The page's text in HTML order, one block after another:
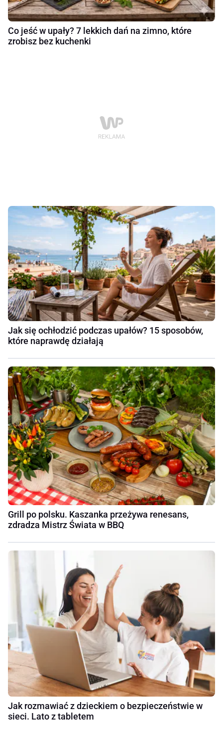
Co jeść w upały? 7 lekkich dań na zimno, które
zrobisz bez kuchenki
Jak się ochłodzić podczas upałów? 15 sposobów,
które naprawdę działają
Grill po polsku. Kaszanka przeżywa renesans,
zdradza Mistrz Świata w BBQ
Jak rozmawiać z dzieckiem o bezpieczeństwie w
sieci. Lato z tabletem